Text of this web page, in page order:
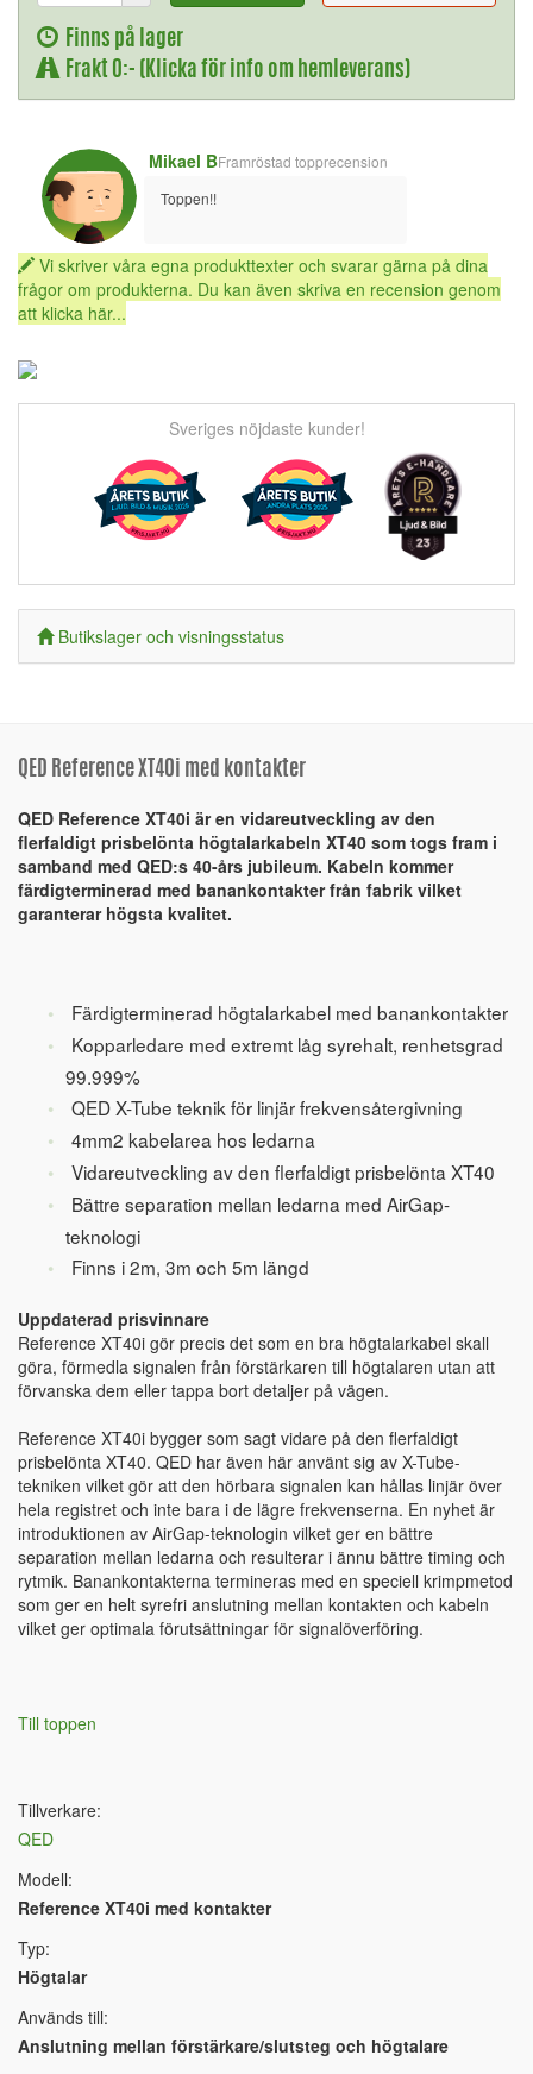
Finns på lager
Frakt 0:- (Klicka för info om hemleverans)
Mikael BFramröstad topprecension
Toppen!!
Vi skriver våra egna produkttexter och svarar gärna på dina
frågor om produkterna. Du kan även skriva en recension genom
att klicka här...
Sveriges nöjdaste kunder!
Butikslager och visningsstatus
QED Reference XT40i med kontakter
QED Reference XT40i är en vidareutveckling av den
flerfaldigt prisbelönta högtalarkabeln XT40 som togs fram i
samband med QED:s 40-års jubileum. Kabeln kommer
färdigterminerad med banankontakter från fabrik vilket
garanterar högsta kvalitet.
Färdigterminerad högtalarkabel med banankontakter
Kopparledare med extremt låg syrehalt, renhetsgrad
99.999%
QED X-Tube teknik för linjär frekvensåtergivning
4mm2 kabelarea hos ledarna
Vidareutveckling av den flerfaldigt prisbelönta XT40
Bättre separation mellan ledarna med AirGap-
teknologi
Finns i 2m, 3m och 5m längd
Uppdaterad prisvinnare
Reference XT40i gör precis det som en bra högtalarkabel skall
göra, förmedla signalen från förstärkaren till högtalaren utan att
förvanska dem eller tappa bort detaljer på vägen.
Reference XT40i bygger som sagt vidare på den flerfaldigt
prisbelönta XT40. QED har även här använt sig av X-Tube-
tekniken vilket gör att den hörbara signalen kan hållas linjär över
hela registret och inte bara i de lägre frekvenserna. En nyhet är
introduktionen av AirGap-teknologin vilket ger en bättre
separation mellan ledarna och resulterar i ännu bättre timing och
rytmik. Banankontakterna termineras med en speciell krimpmetod
som ger en helt syrefri anslutning mellan kontakten och kabeln
vilket ger optimala förutsättningar för signalöverföring.
Till toppen
Tillverkare:
QED
Modell:
Reference XT40i med kontakter
Typ:
Högtalar
Används till:
Anslutning mellan förstärkare/slutsteg och högtalare